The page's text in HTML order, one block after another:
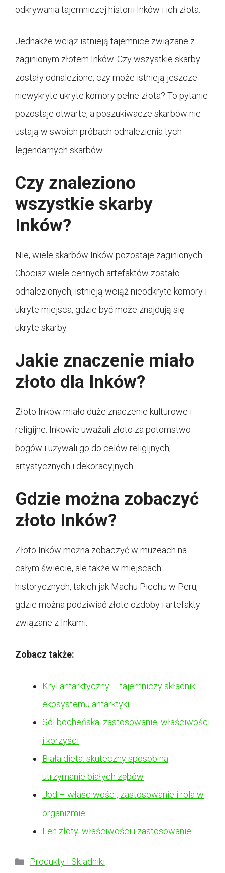
odkrywania tajemniczej historii Inków i ich złota.
Jednakże wciąż istnieją tajemnice związane z
zaginionym złotem Inków. Czy wszystkie skarby
zostały odnalezione, czy może istnieją jeszcze
niewykryte ukryte komory pełne złota? To pytanie
pozostaje otwarte, a poszukiwacze skarbów nie
ustają w swoich próbach odnalezienia tych
legendarnych skarbów.
Czy znaleziono
wszystkie skarby
Inków?
Nie, wiele skarbów Inków pozostaje zaginionych.
Chociaż wiele cennych artefaktów zostało
odnalezionych, istnieją wciąż nieodkryte komory i
ukryte miejsca, gdzie być może znajdują się
ukryte skarby.
Jakie znaczenie miało
złoto dla Inków?
Złoto Inków miało duże znaczenie kulturowe i
religijne. Inkowie uważali złoto za potomstwo
bogów i używali go do celów religijnych,
artystycznych i dekoracyjnych.
Gdzie można zobaczyć
złoto Inków?
Złoto Inków można zobaczyć w muzeach na
całym świecie, ale także w miejscach
historycznych, takich jak Machu Picchu w Peru,
gdzie można podziwiać złote ozdoby i artefakty
związane z Inkami.
Zobacz także:
Kryl antarktyczny – tajemniczy składnik
ekosystemu antarktyki
Sól bocheńska: zastosowanie, właściwości
i korzyści
Biała dieta: skuteczny sposób na
utrzymanie białych zębów
Jod – właściwości, zastosowanie i rola w
organizmie
Len złoty: właściwości i zastosowanie
Kategorie
Produkty I Skladniki